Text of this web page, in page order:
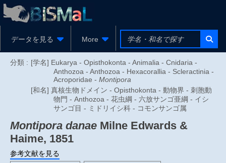
データを見る More
分類 : [学名] Eukarya - Opisthokonta - Animalia - Cnidaria -
Anthozoa - Anthozoa - Hexacorallia - Scleractinia -
Acroporidae - Montipora
[和名] 真核生物ドメイン - Opisthokonta - 動物界 - 刺胞動
物門 - Anthozoa - 花虫綱 - 六放サンゴ亜綱 - イシ
サンゴ目 - ミドリイシ科 - コモンサンゴ属
Montipora danae Milne Edwards &
Haime, 1851
参考文献を見る